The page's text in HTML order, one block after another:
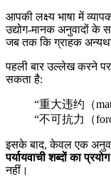
आपकी लक्ष्य भाषा में
उद्योग-मानक अनुवादों
जब तक कि ग्राहक
पहली बार उल्लेख करने
सकता है:
“重大违约（
“不可抗力（
इसके बाद, केवल एक
पर्यायवाची शब्दों का
नहीं।